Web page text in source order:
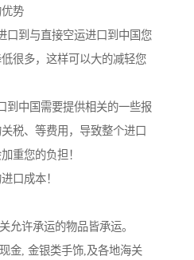
势
口到与直接空运进口到中国您
很多，这样可以大的减轻您
到中国需要提供相关的一些报
税、等费用，导致整个进口
重您的负担！
口成本！
允许承运的物品皆承运。
金, 金银类手饰,及各地海关